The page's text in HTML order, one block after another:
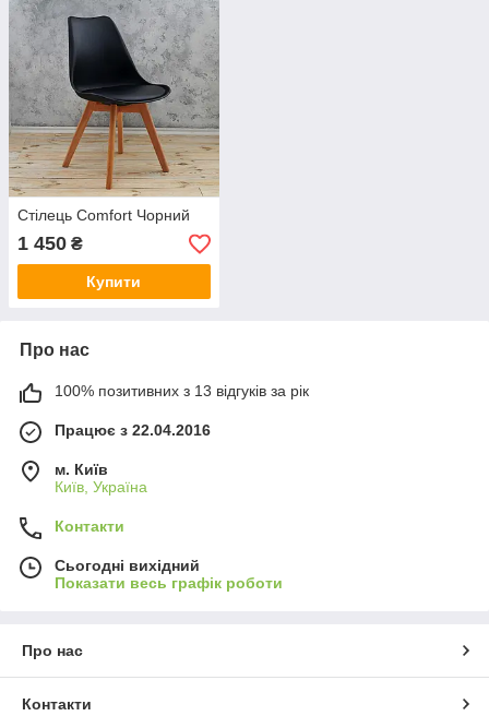
Стілець Comfort Чорний
1 450 ₴
Купити
Про нас
100% позитивних з 13 відгуків за рік
Працює з 22.04.2016
м. Київ
Київ, Україна
Контакти
Сьогодні вихідний
Показати весь графік роботи
Про нас
Контакти